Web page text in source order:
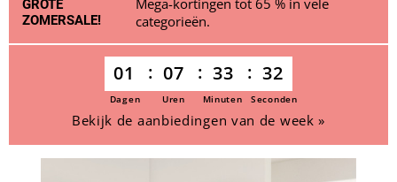
GROTE
ZOMERSALE!
Mega-kortingen tot 65 % in vele
categorieën.
01 07 33 32
Dagen Uren Minuten Seconden
Bekijk de aanbiedingen van de week »